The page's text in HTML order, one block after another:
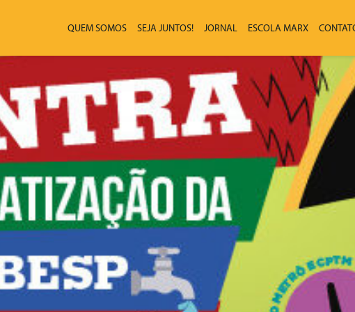
QUEM SOMOS SEJA JUNTOS! JORNAL ESCOLA MARX